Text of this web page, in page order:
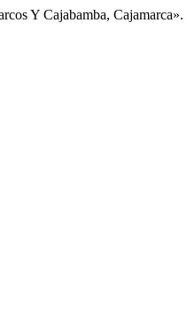
Y Cajabamba, Cajamarca».